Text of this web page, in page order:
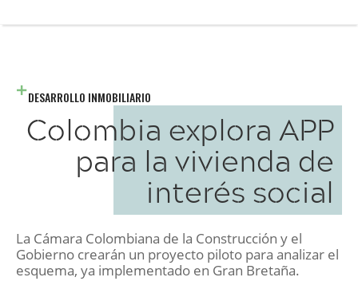
DESARROLLO INMOBILIARIO
Colombia explora APP
para la vivienda de
interés social
La Cámara Colombiana de la Construcción y el
Gobierno crearán un proyecto piloto para analizar el
esquema, ya implementado en Gran Bretaña.